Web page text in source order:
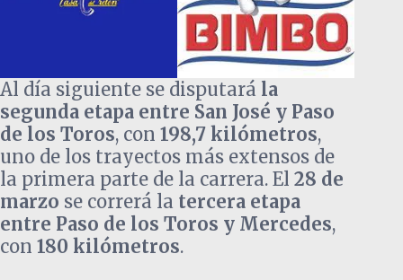
Al día siguiente se disputará la
segunda etapa entre San José y Paso
de los Toros, con 198,7 kilómetros,
uno de los trayectos más extensos de
la primera parte de la carrera. El 28 de
marzo se correrá la tercera etapa
entre Paso de los Toros y Mercedes,
con 180 kilómetros.